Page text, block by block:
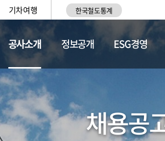
기차여행 한국철도통계
공사소개
현황
정보공개 ESG경영
채용공